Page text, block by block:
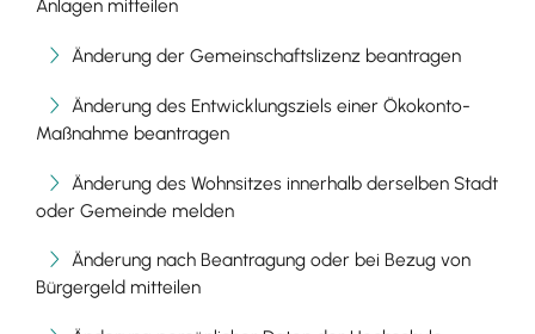
Anlagen mitteilen
Änderung der Gemeinschaftslizenz beantragen
Änderung des Entwicklungsziels einer Ökokonto-
Maßnahme beantragen
Änderung des Wohnsitzes innerhalb derselben Stadt
oder Gemeinde melden
Änderung nach Beantragung oder bei Bezug von
Bürgergeld mitteilen